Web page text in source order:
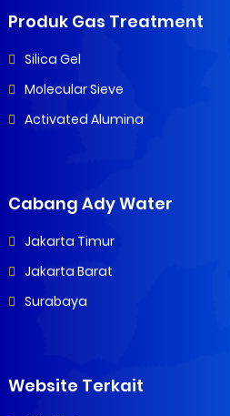
Produk Gas Treatment
Silica Gel
Molecular Sieve
Activated Alumina
Cabang Ady Water
Jakarta Timur
Jakarta Barat
Surabaya
Website Terkait